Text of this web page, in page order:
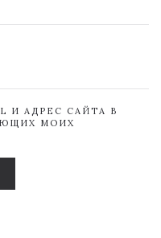
И АДРЕС САЙТА В
МОИХ